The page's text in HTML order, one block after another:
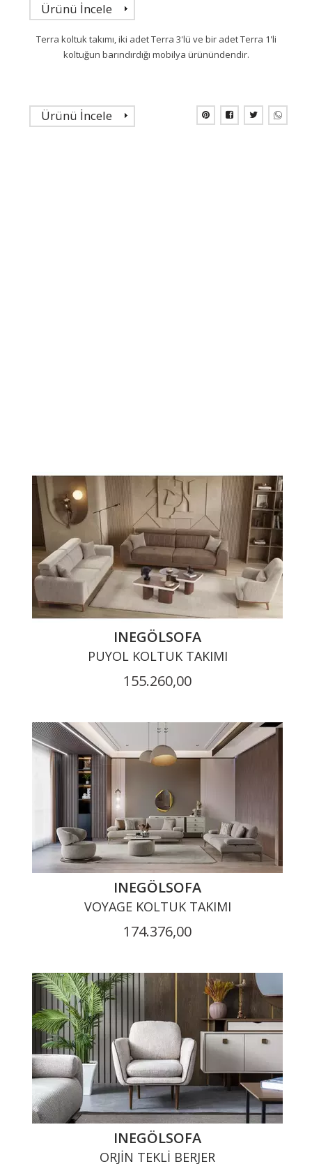
Ürünü İncele
Terra koltuk takımı, iki adet Terra 3'lü ve bir adet Terra 1'li
koltuğun barındırdığı mobilya ürünündendir.
Ürünü İncele
INEGÖLSOFA
PUYOL KOLTUK TAKIMI
155.260,00
INEGÖLSOFA
VOYAGE KOLTUK TAKIMI
174.376,00
INEGÖLSOFA
ORJIN TEKLI BERJER